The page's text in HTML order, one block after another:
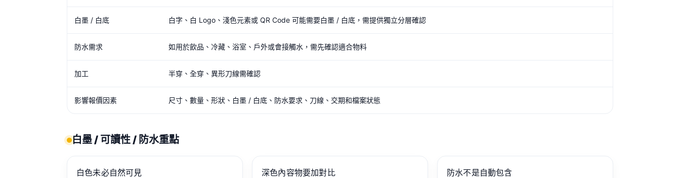
白墨 / 白底 白字、白 Logo、淺色元素或 QR Code 可能需要白墨 / 白底，需提供獨立分層確認
防水需求 如用於飲品、冷藏、浴室、戶外或會接觸水，需先確認適合物料
加工 半穿、全穿、異形刀線需確認
影響報價因素 尺寸、數量、形狀、白墨 / 白底、防水要求、刀線、交期和檔案狀態
白墨 / 可讀性 / 防水重點
白色未必自然可見 深色內容物要加對比 防水不是自動包含